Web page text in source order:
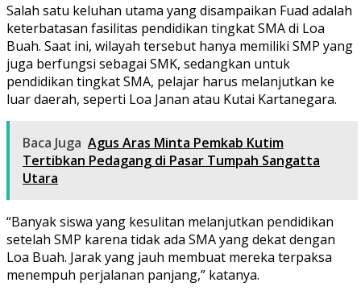
Salah satu keluhan utama yang disampaikan Fuad adalah
keterbatasan fasilitas pendidikan tingkat SMA di Loa
Buah. Saat ini, wilayah tersebut hanya memiliki SMP yang
juga berfungsi sebagai SMK, sedangkan untuk
pendidikan tingkat SMA, pelajar harus melanjutkan ke
luar daerah, seperti Loa Janan atau Kutai Kartanegara.
Baca Juga Agus Aras Minta Pemkab Kutim
Tertibkan Pedagang di Pasar Tumpah Sangatta
Utara
“Banyak siswa yang kesulitan melanjutkan pendidikan
setelah SMP karena tidak ada SMA yang dekat dengan
Loa Buah. Jarak yang jauh membuat mereka terpaksa
menempuh perjalanan panjang,” katanya.